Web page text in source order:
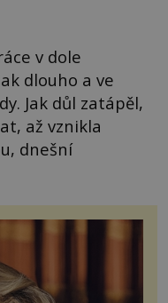
v dole
dlouho a ve
Jak důl zatápěl,
až vznikla
dnešní